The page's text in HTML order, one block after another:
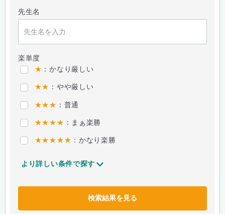
先生名
楽単度
★ ：かなり厳しい
★★ ：やや厳しい
★★★ ：普通
★★★★ ：まぁ楽勝
★★★★★ ：かなり楽勝
より詳しい条件で探す
検索結果を見る